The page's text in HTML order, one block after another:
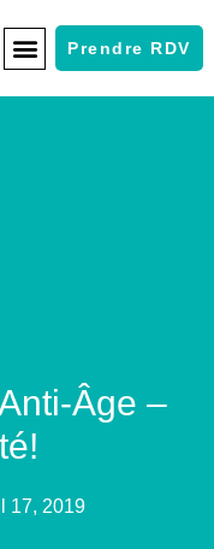
Prendre RDV
Âge –
17, 2019